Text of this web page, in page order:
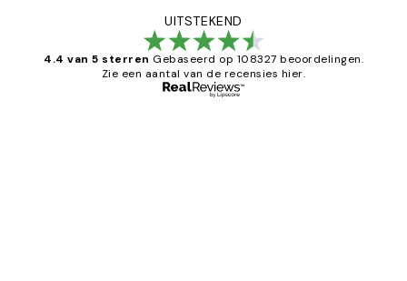
UITSTEKEND
4.4 van 5 sterren Gebaseerd op 108327 beoordelingen.
Zie een aantal van de recensies hier.